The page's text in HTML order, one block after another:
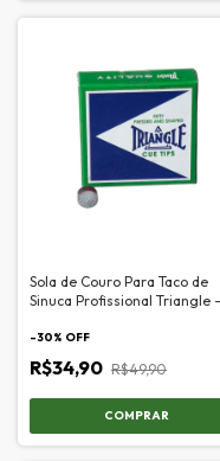
Sola de Couro Para Taco de
Sinuca Profissional Triangle -
-30% OFF
R$34,90 R$49,90